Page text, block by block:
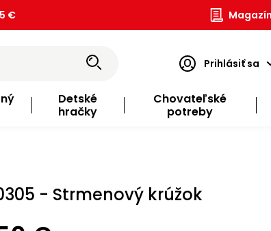
€ Magazín
Prihlásiť sa
Detské
hračky
Chovateľské
potreby
- Strmenový krúžok